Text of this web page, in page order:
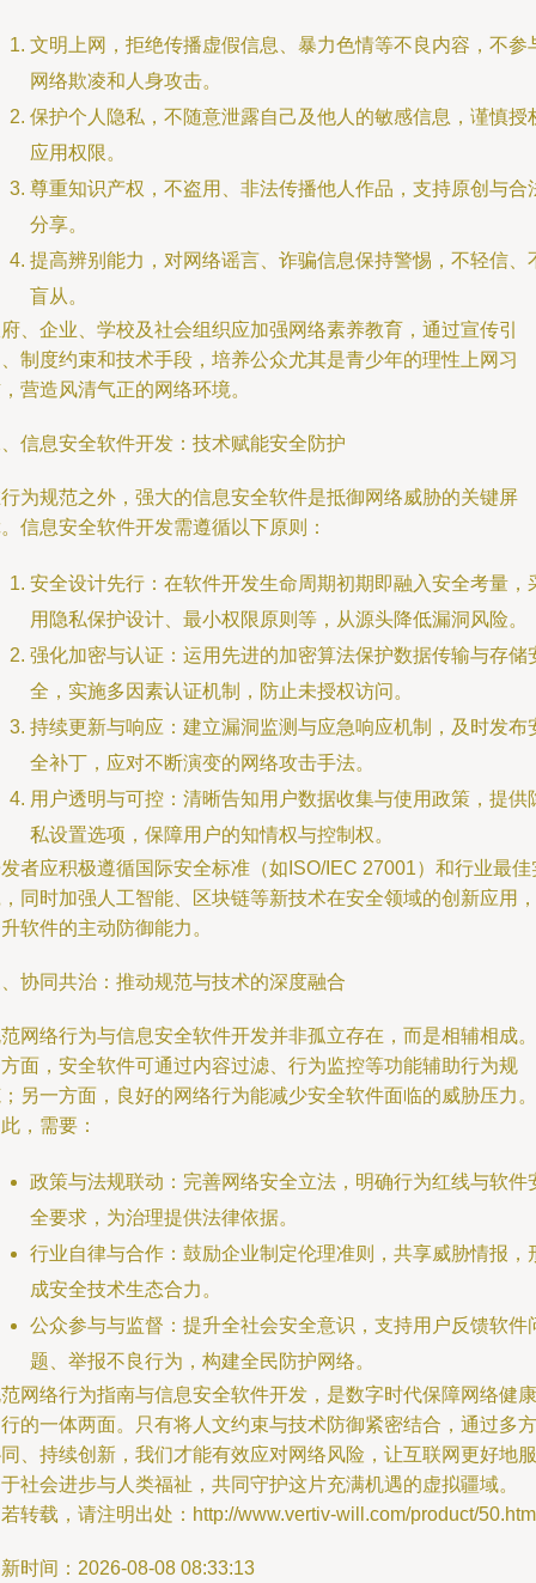
文明上网，拒绝传播虚假信息、暴力色情等不良内容，不参
网络欺凌和人身攻击。
保护个人隐私，不随意泄露自己及他人的敏感信息，谨慎授
应用权限。
尊重知识产权，不盗用、非法传播他人作品，支持原创与合
分享。
提高辨别能力，对网络谣言、诈骗信息保持警惕，不轻信、
盲从。
、企业、学校及社会组织应加强网络素养教育，通过宣传引
制度约束和技术手段，培养公众尤其是青少年的理性上网习
营造风清气正的网络环境。
信息安全软件开发：技术赋能安全防护
为规范之外，强大的信息安全软件是抵御网络威胁的关键屏
信息安全软件开发需遵循以下原则：
安全设计先行：在软件开发生命周期初期即融入安全考量，
用隐私保护设计、最小权限原则等，从源头降低漏洞风险。
强化加密与认证：运用先进的加密算法保护数据传输与存储
全，实施多因素认证机制，防止未授权访问。
持续更新与响应：建立漏洞监测与应急响应机制，及时发布
全补丁，应对不断演变的网络攻击手法。
用户透明与可控：清晰告知用户数据收集与使用政策，提供
私设置选项，保障用户的知情权与控制权。
者应积极遵循国际安全标准（如ISO/IEC 27001）和行业最佳
同时加强人工智能、区块链等新技术在安全领域的创新应用，
软件的主动防御能力。
协同共治：推动规范与技术的深度融合
网络行为与信息安全软件开发并非孤立存在，而是相辅相成。
面，安全软件可通过内容过滤、行为监控等功能辅助行为规
另一方面，良好的网络行为能减少安全软件面临的威胁压力。
，需要：
政策与法规联动：完善网络安全立法，明确行为红线与软件
全要求，为治理提供法律依据。
行业自律与合作：鼓励企业制定伦理准则，共享威胁情报，
成安全技术生态合力。
公众参与与监督：提升全社会安全意识，支持用户反馈软件
题、举报不良行为，构建全民防护网络。
网络行为指南与信息安全软件开发，是数字时代保障网络健康
的一体两面。只有将人文约束与技术防御紧密结合，通过多方
、持续创新，我们才能有效应对网络风险，让互联网更好地服
社会进步与人类福祉，共同守护这片充满机遇的虚拟疆域。
转载，请注明出处：http://www.vertiv-will.com/product/
时间：2026-08-08 08:33:13